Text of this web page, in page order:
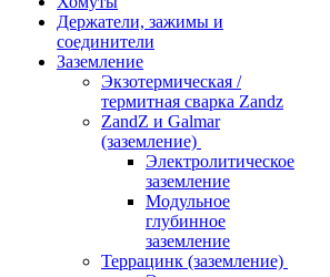
Держатели, зажимы и
соединители
Заземление
Экзотермическая /
термитная сварка Zandz
ZandZ и Galmar
(заземление)
Электролитическое
заземление
Модульное
глубинное
заземление
Террацинк (заземление)